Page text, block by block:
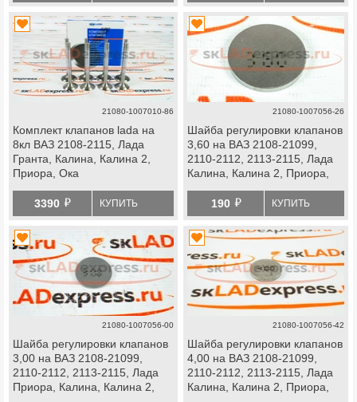
21080-1007010-86
Комплект клапанов lada на
8кл ВАЗ 2108-2115, Лада
Гранта, Калина, Калина 2,
Приора, Ока
3390 й КУПИТЬ
21080-1007056-26
Шайба регулировки клапанов
3,60 на ВАЗ 2108-21099,
2110-2112, 2113-2115, Лада
Калина, Калина 2, Приора,
190 й КУПИТЬ
21080-1007056-00
Шайба регулировки клапанов
3,00 на ВАЗ 2108-21099,
2110-2112, 2113-2115, Лада
Приора, Калина, Калина 2,
21080-1007056-42
Шайба регулировки клапанов
4,00 на ВАЗ 2108-21099,
2110-2112, 2113-2115, Лада
Калина, Калина 2, Приора,